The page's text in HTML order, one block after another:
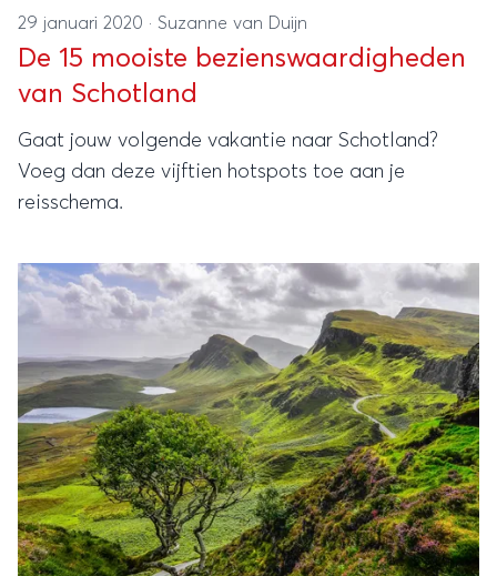
29 januari 2020 · Suzanne van Duijn
De 15 mooiste bezienswaardigheden
van Schotland
Gaat jouw volgende vakantie naar Schotland?
Voeg dan deze vijftien hotspots toe aan je
reisschema.